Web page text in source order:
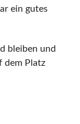
ein gutes
bleiben und
dem Platz